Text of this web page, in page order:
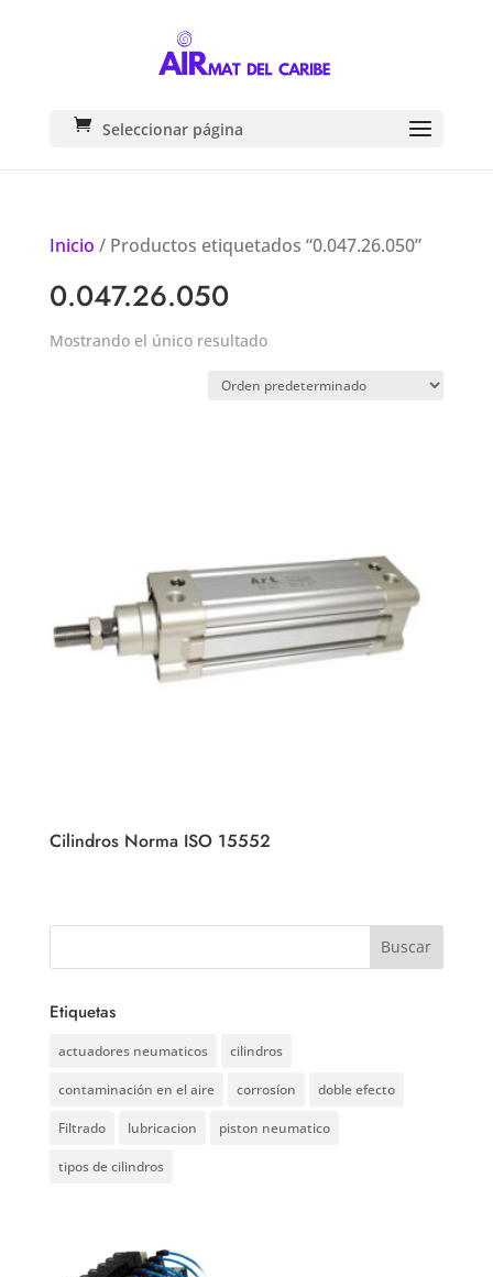
Seleccionar página
Inicio / Productos etiquetados “0.047.26.050”
0.047.26.050
Mostrando el único resultado
Cilindros Norma ISO 15552
Etiquetas
actuadores neumaticos cilindros
contaminación en el aire corrosíon doble efecto
Filtrado lubricacion piston neumatico
tipos de cilindros